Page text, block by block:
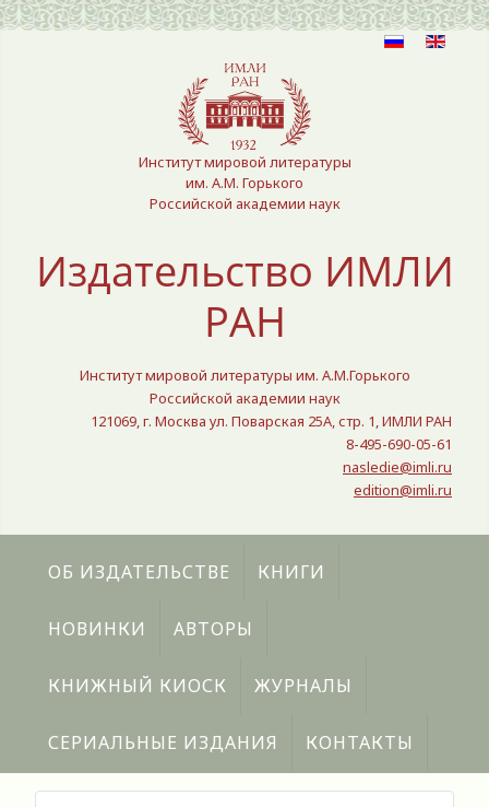
Выберите язык
Институт мировой литературы
им. А.М. Горького
Российской академии наук
Издательство ИМЛИ
РАН
Институт мировой литературы им. А.М.Горького
Российской академии наук
121069, г. Москва ул. Поварская 25A, стр. 1, ИМЛИ РАН
8-495-690-05-61
nasledie@imli.ru
edition@imli.ru
ОБ ИЗДАТЕЛЬСТВЕ КНИГИ
НОВИНКИ АВТОРЫ
КНИЖНЫЙ КИОСК ЖУРНАЛЫ
СЕРИАЛЬНЫЕ ИЗДАНИЯ КОНТАКТЫ